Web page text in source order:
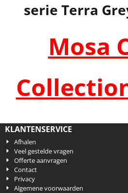
serie Terra
Mosa
KLANTENSERVICE
Afhalen
Veel gestelde vragen
Offerte aanvragen
Contact
Privacy
Algemene voorwaarden